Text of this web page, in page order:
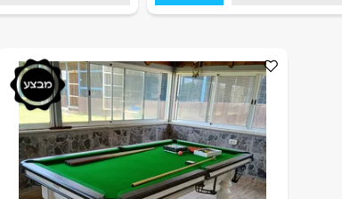
₪7,765.80
₪2,017.10
פרטים נוספים